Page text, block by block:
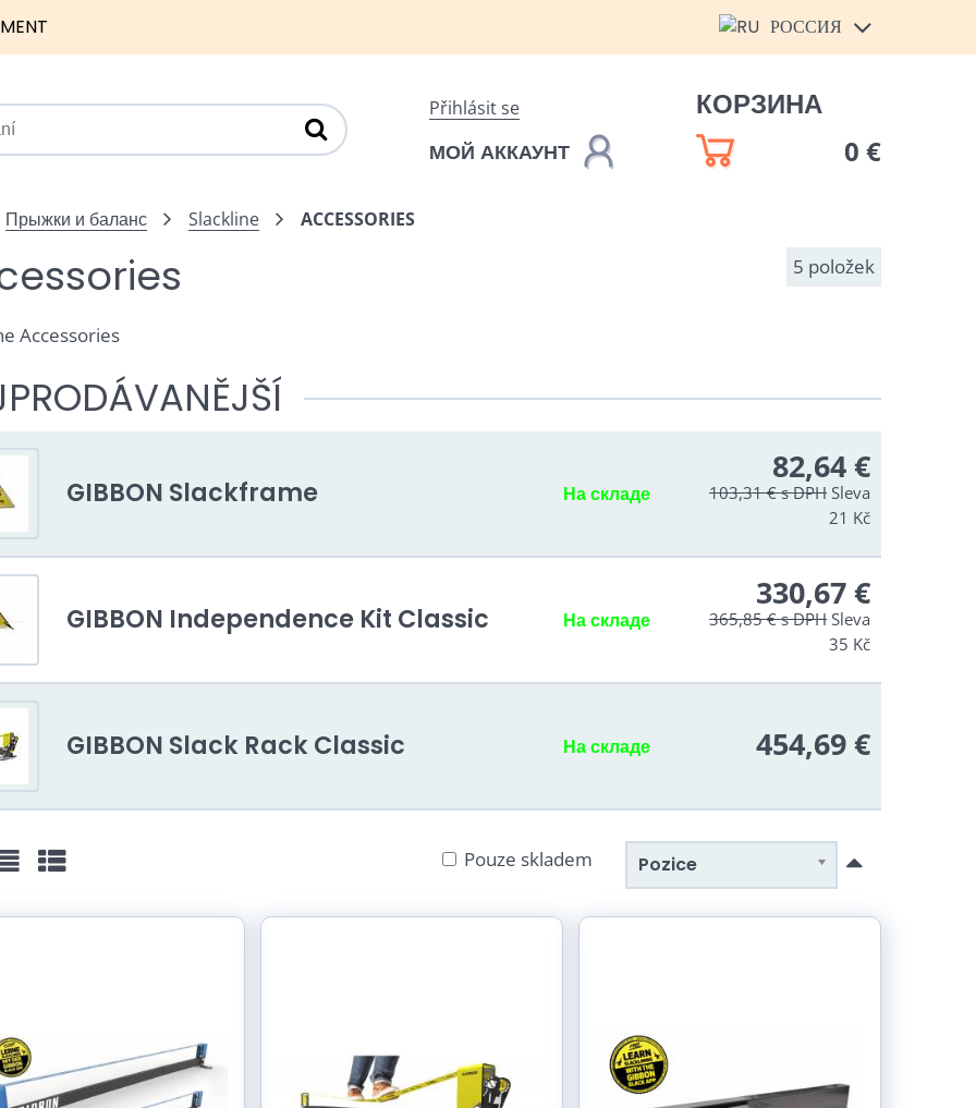
РОССИЯ
Přihlásit se
МОЙ АККАУНТ
КОРЗИНА
0 €
Прыжки и баланс Slackline ACCESSORIES
5 položek
Accessories
GIBBON Slackframe На складе
82,64 €
103,31 €s DPH Sleva
21 Kč
GIBBON Independence Kit Classic На складе
330,67 €
365,85 €s DPH Sleva
35 Kč
GIBBON Slack Rack Classic На складе 454,69 €
Pozice
Pouze skladem